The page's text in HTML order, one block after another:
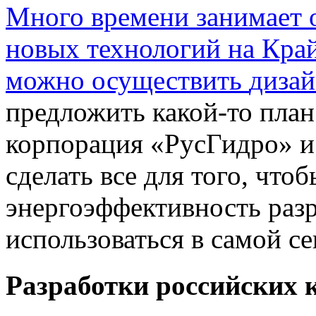
Много времени занимает
новых технологий на
можно осуществить
предложить какой-то
корпорация «РусГидро»
сделать все для того,
энергоэффективность
использоваться в самой
Разработки российских